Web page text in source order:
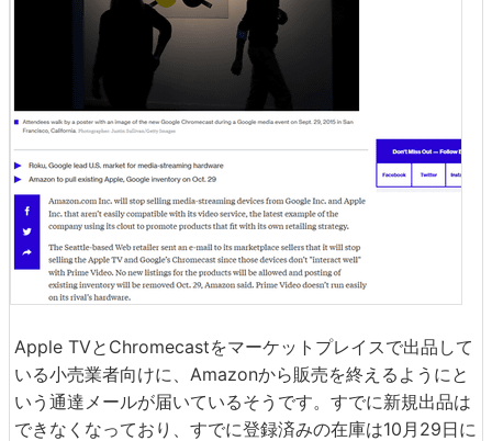
Apple TVとChromecastをマーケットプレイスで出品して
いる小売業者向けに、Amazonから販売を終えるようにと
いう通達メールが届いているそうです。すでに新規出品は
できなくなっており、すでに登録済みの在庫は10月29日に